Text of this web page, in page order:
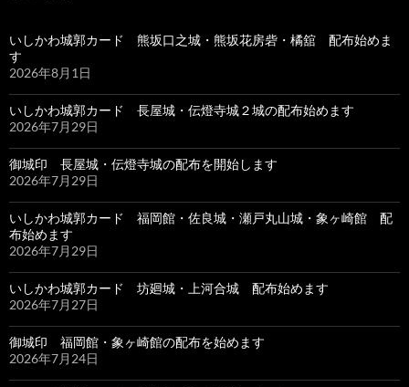
いしかわ城郭カード 熊坂口之城・熊坂花房砦・橘舘 配布始めま
す
2026年8月1日
いしかわ城郭カード 長屋城・伝燈寺城２城の配布始めます
2026年7月29日
御城印 長屋城・伝燈寺城の配布を開始します
2026年7月29日
いしかわ城郭カード 福岡館・佐良城・瀬戸丸山城・象ヶ崎館 配
布始めます
2026年7月29日
いしかわ城郭カード 坊廻城・上河合城 配布始めます
2026年7月27日
御城印 福岡館・象ヶ崎館の配布を始めます
2026年7月24日